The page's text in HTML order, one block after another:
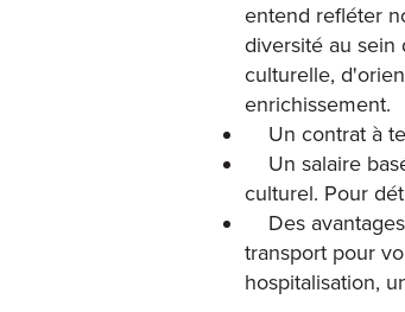
entend refléter
diversité au
culturelle,
enrichissement.
Un contrat à
Un salaire
culturel. Pour
Des
transport pour
hospitalisation,